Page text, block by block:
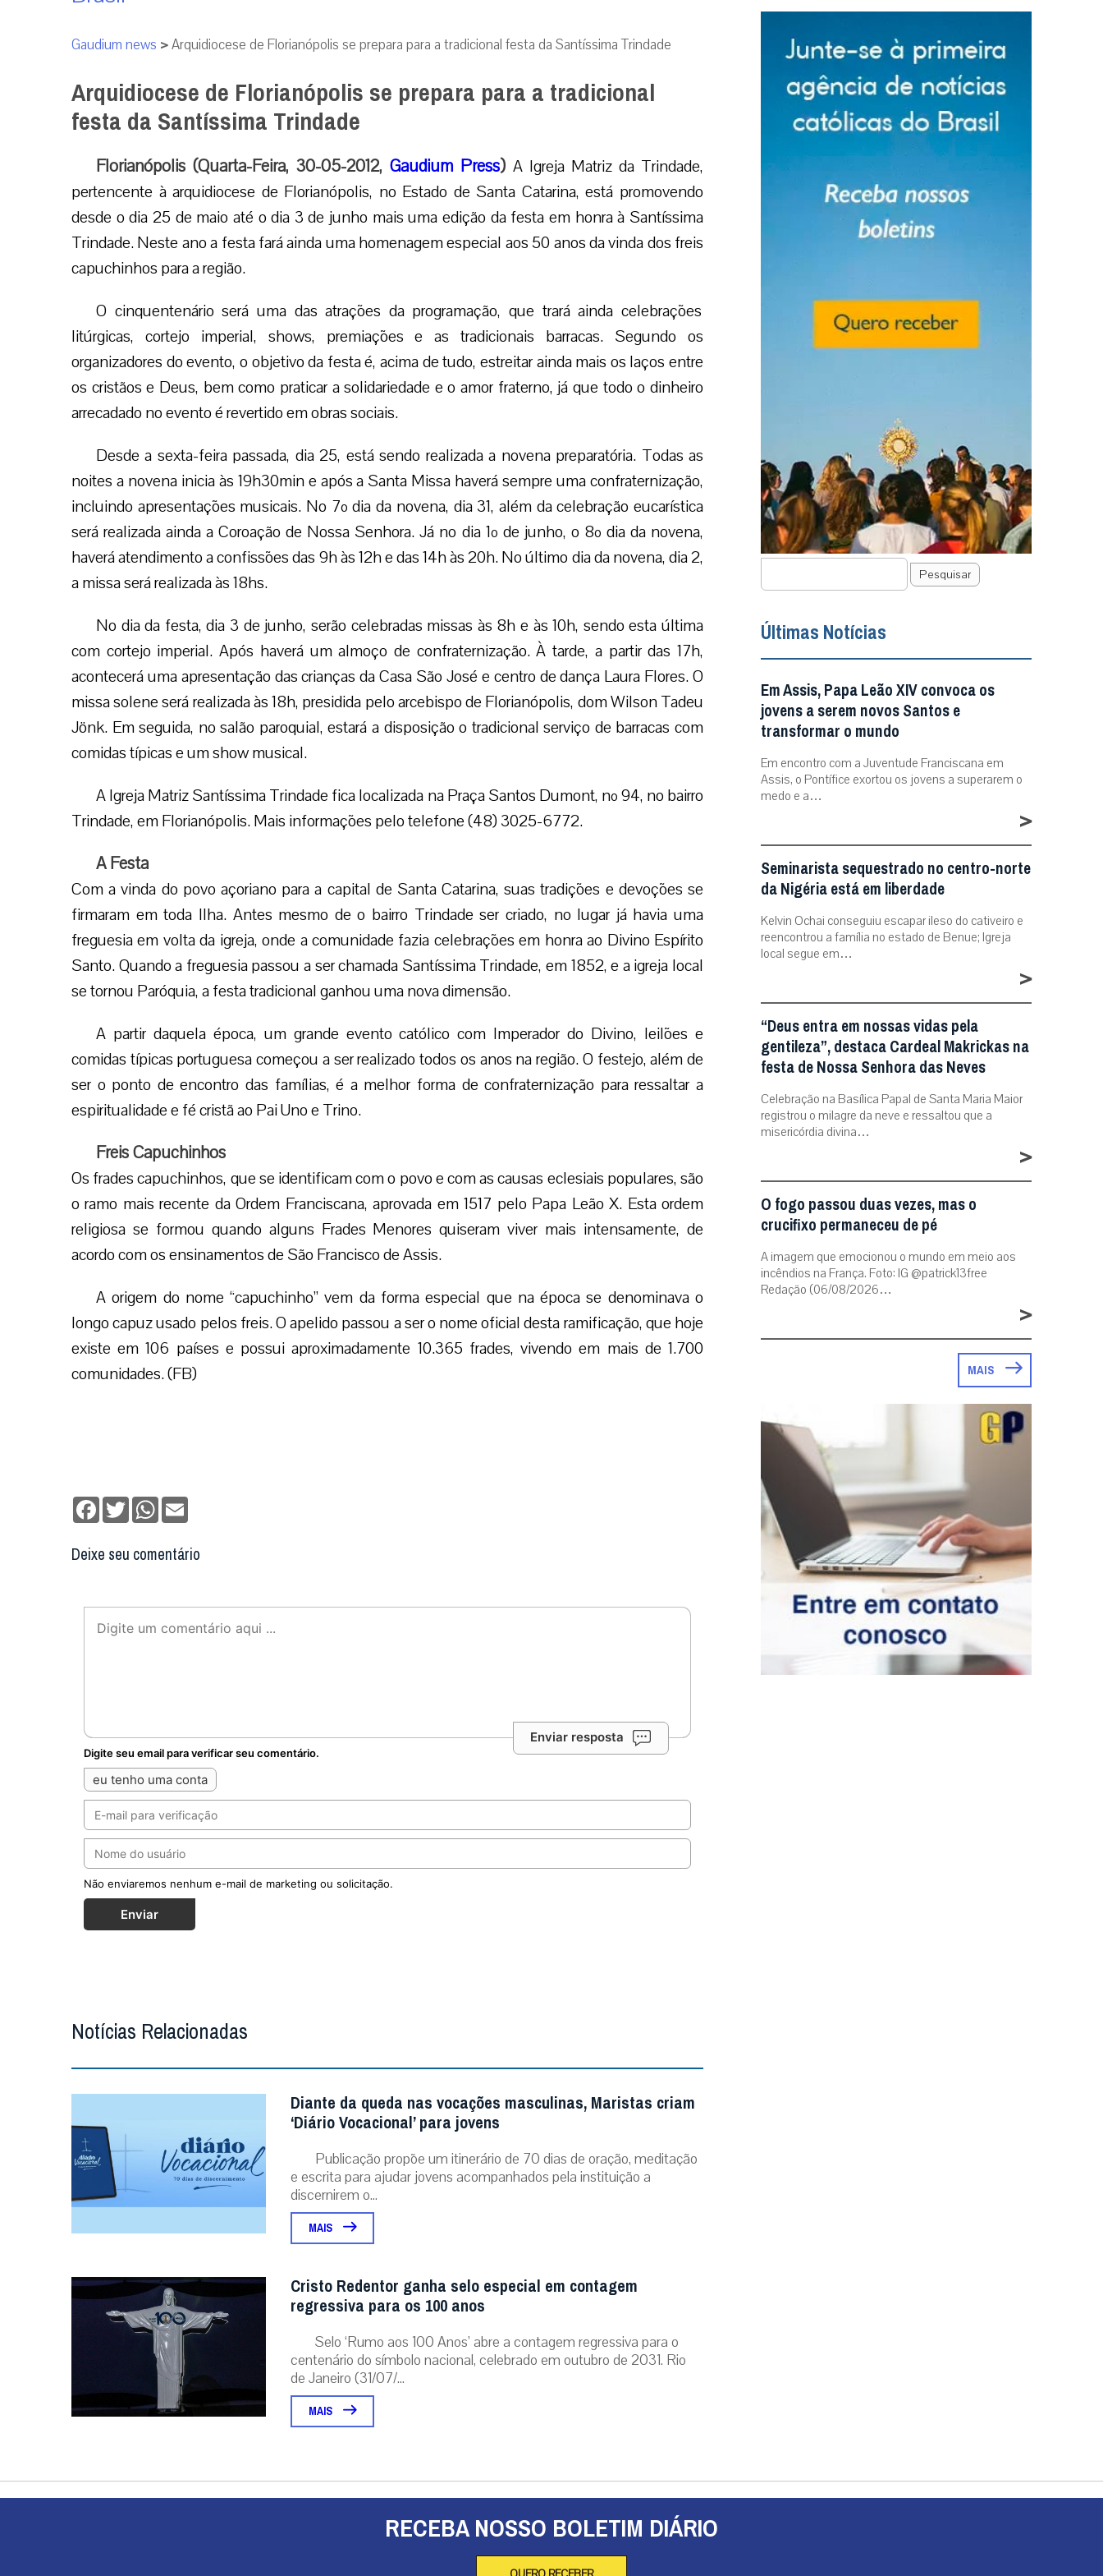
Gaudium news >Arquidiocese de Florianópolis se prepara para a tradicional festa da Santíssima Trindade
Arquidiocese de Florianópolis se prepara para a tradicional
festa da Santíssima Trindade
Florianópolis (Quarta-Feira, 30-05-2012, Gaudium Press) A Igreja Matriz da Trindade,
pertencente à arquidiocese de Florianópolis, no Estado de Santa Catarina, está promovendo
desde o dia 25 de maio até o dia 3 de junho mais uma edição da festa em honra à Santíssima
Trindade. Neste ano a festa fará ainda uma homenagem especial aos 50 anos da vinda dos freis
capuchinhos para a região.
O cinquentenário será uma das atrações da programação, que trará ainda celebrações
litúrgicas, cortejo imperial, shows, premiações e as tradicionais barracas. Segundo os
organizadores do evento, o objetivo da festa é, acima de tudo, estreitar ainda mais os laços entre
os cristãos e Deus, bem como praticar a solidariedade e o amor fraterno, já que todo o dinheiro
arrecadado no evento é revertido em obras sociais.
Desde a sexta-feira passada, dia 25, está sendo realizada a novena preparatória. Todas as
noites a novena inicia às 19h30min e após a Santa Missa haverá sempre uma confraternização,
incluindo apresentações musicais. No 7º dia da novena, dia 31, além da celebração eucarística
será realizada ainda a Coroação de Nossa Senhora. Já no dia 1º de junho, o 8º dia da novena,
haverá atendimento a confissões das 9h às 12h e das 14h às 20h. No último dia da novena, dia 2,
a missa será realizada às 18hs.
No dia da festa, dia 3 de junho, serão celebradas missas às 8h e às 10h, sendo esta última
com cortejo imperial. Após haverá um almoço de confraternização. À tarde, a partir das 17h,
acontecerá uma apresentação das crianças da Casa São José e centro de dança Laura Flores. O
missa solene será realizada às 18h, presidida pelo arcebispo de Florianópolis, dom Wilson Tadeu
Jönk. Em seguida, no salão paroquial, estará a disposição o tradicional serviço de barracas com
comidas típicas e um show musical.
A Igreja Matriz Santíssima Trindade fica localizada na Praça Santos Dumont, nº 94, no bairro
Trindade, em Florianópolis. Mais informações pelo telefone (48) 3025-6772.
A Festa
Com a vinda do povo açoriano para a capital de Santa Catarina, suas tradições e devoções se
firmaram em toda Ilha. Antes mesmo de o bairro Trindade ser criado, no lugar já havia uma
freguesia em volta da igreja, onde a comunidade fazia celebrações em honra ao Divino Espírito
Santo. Quando a freguesia passou a ser chamada Santíssima Trindade, em 1852, e a igreja local
se tornou Paróquia, a festa tradicional ganhou uma nova dimensão.
A partir daquela época, um grande evento católico com Imperador do Divino, leilões e
comidas típicas portuguesa começou a ser realizado todos os anos na região. O festejo, além de
ser o ponto de encontro das famílias, é a melhor forma de confraternização para ressaltar a
espiritualidade e fé cristã ao Pai Uno e Trino.
Freis Capuchinhos
Os frades capuchinhos, que se identificam com o povo e com as causas eclesiais populares, são
o ramo mais recente da Ordem Franciscana, aprovada em 1517 pelo Papa Leão X. Esta ordem
religiosa se formou quando alguns Frades Menores quiseram viver mais intensamente, de
acordo com os ensinamentos de São Francisco de Assis.
A origem do nome “capuchinho” vem da forma especial que na época se denominava o
longo capuz usado pelos freis. O apelido passou a ser o nome oficial desta ramificação, que hoje
existe em 106 países e possui aproximadamente 10.365 frades, vivendo em mais de 1.700
comunidades. (FB)
Facebook
TwitterWhatsApp
Deixe seu comentário
Enviar resposta
Digite seu email para verificar seu comentário.
eu tenho uma conta
Não enviaremos nenhum e-mail de marketing ou solicitação.
Enviar
Notícias Relacionadas
Diante da queda nas vocações masculinas, Maristas criam
‘Diário Vocacional’ para jovens
Publicação propõe um itinerário de 70 dias de oração, meditação
e escrita para ajudar jovens acompanhados pela instituição a
discernirem o...
MAIS
Cristo Redentor ganha selo especial em contagem
regressiva para os 100 anos
Selo ‘Rumo aos 100 Anos’ abre a contagem regressiva para o
centenário do símbolo nacional, celebrado em outubro de 2031. Rio
de Janeiro (31/07/...
MAIS
Pesquisar
Últimas Notícias
Em Assis, Papa Leão XIV convoca os
jovens a serem novos Santos e
transformar o mundo
Em encontro com a Juventude Franciscana em
Assis, o Pontífice exortou os jovens a superarem o
medo e a…
>
Seminarista sequestrado no centro-norte
da Nigéria está em liberdade
Kelvin Ochai conseguiu escapar ileso do cativeiro e
reencontrou a família no estado de Benue; Igreja
local segue em…
>
“Deus entra em nossas vidas pela
gentileza”, destaca Cardeal Makrickas na
festa de Nossa Senhora das Neves
Celebração na Basílica Papal de Santa Maria Maior
registrou o milagre da neve e ressaltou que a
misericórdia divina…
>
O fogo passou duas vezes, mas o
crucifixo permaneceu de pé
A imagem que emocionou o mundo em meio aos
incêndios na França. Foto: IG @patrick13free
Redação (06/08/2026…
>
MAIS
RECEBA NOSSO BOLETIM DIÁRIO